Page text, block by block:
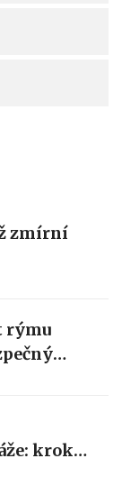
zmírní
rýmu
krok
po